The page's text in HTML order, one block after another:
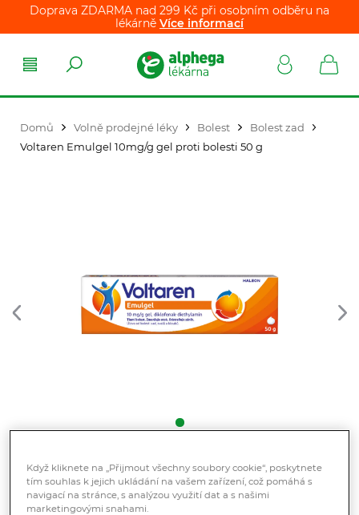
Doprava ZDARMA nad 299 Kč při osobním odběru na
lékárně Více informací
Domů Volně prodejné léky Bolest
Bolest zad
Voltaren Emulgel 10mg/g gel proti bolesti 50 g
Voltaren Emulgel 10mg/g gel
proti bolesti 50 g
Když kliknete na „Přijmout všechny soubory cookie“, poskytnete
tím souhlas k jejich ukládání na vašem zařízení, což pomáhá s
navigací na stránce, s analýzou využití dat a s našimi
marketingovými snahami.